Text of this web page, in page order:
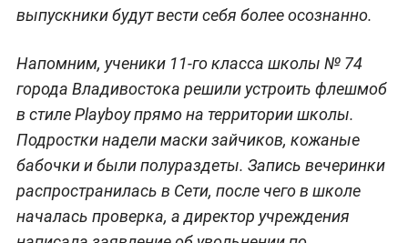
выпускники будут вести себя более осознанно.
Напомним, ученики 11-го класса школы № 74
города Владивостока решили устроить флешмоб
в стиле Playboy прямо на территории школы.
Подростки надели маски зайчиков, кожаные
бабочки и были полураздеты. Запись вечеринки
распространилась в Сети, после чего в школе
началась проверка, а директор учреждения